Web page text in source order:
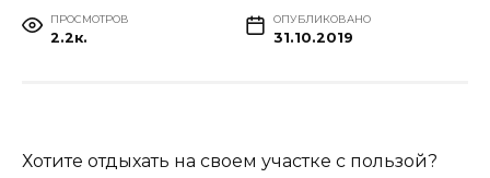
ПРОСМОТРОВ
2.2к.
ОПУБЛИКОВАНО
31.10.2019
Хотите отдыхать на своем участке с пользой?